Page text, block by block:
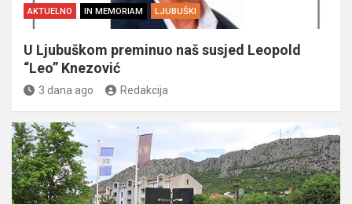
AKTUELNO IN MEMORIAM LJUBUŠKI
U Ljubuškom preminuo naš susjed Leopold
“Leo” Knezović
3 dana ago Redakcija